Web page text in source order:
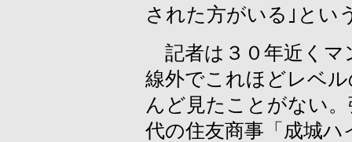
された方がいる｣とい
記者は３０年近くマ
線外でこれほどレベ
んど見たことがない
代の住友商事「成城